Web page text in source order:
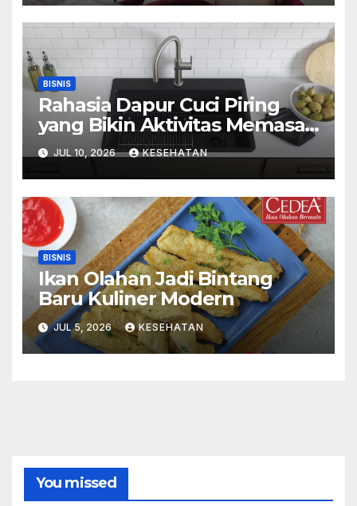
BISNIS
Rahasia Dapur Cuci Piring
yang Bikin Aktivitas Memasak
Menyenangkan
JUL 10, 2026 KESEHATAN
BISNIS
Ikan Olahan Jadi Bintang
Baru Kuliner Modern
JUL 5, 2026 KESEHATAN
You missed